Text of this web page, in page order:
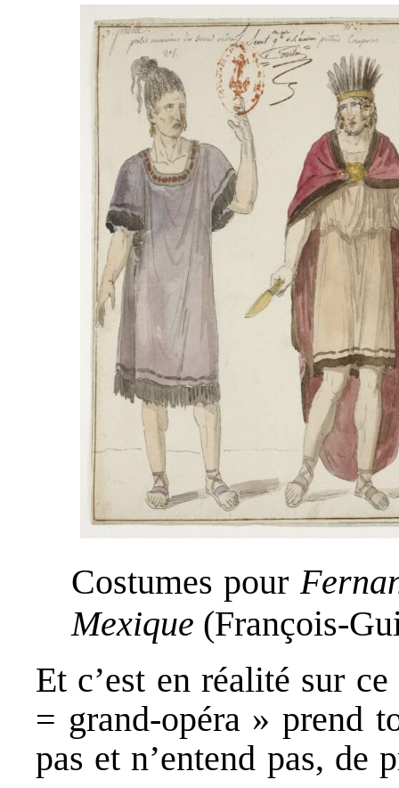
Costumes pour
Mexique (François-
Et c’est en réalité sur
= grand-opéra » prend
pas et n’entend pas, de